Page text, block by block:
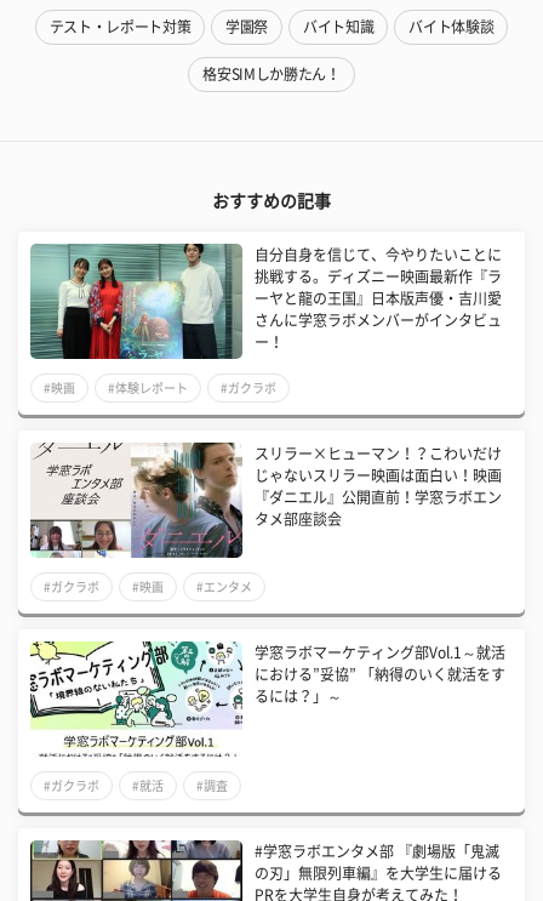
テスト・レポート対策 学園祭 バイト知識 バイト体験談
格安SIMしか勝たん！
おすすめの記事
自分自身を信じて、今やりたいことに
挑戦する。ディズニー映画最新作『ラ
ーヤと龍の王国』日本版声優・吉川愛
さんに学窓ラボメンバーがインタビュ
ー！
#映画 #体験レポート #ガクラボ
スリラー×ヒューマン！？こわいだけ
じゃないスリラー映画は面白い！映画
『ダニエル』公開直前！学窓ラボエン
タメ部座談会
#ガクラボ #映画 #エンタメ
学窓ラボマーケティング部Vol.1～就活
における”妥協” 「納得のいく就活をす
るには？」～
#ガクラボ #就活 #調査
#学窓ラボエンタメ部 『劇場版「鬼滅
の刃」無限列車編』を大学生に届ける
PRを大学生自身が考えてみた！